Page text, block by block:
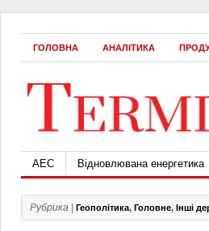
ГОЛОВНА АНАЛІТИКА
АЕС Відновлювана енергетика
Рубрика | Геополітика, Головне, Інші